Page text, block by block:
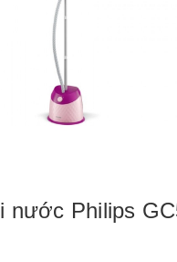
nước Philips